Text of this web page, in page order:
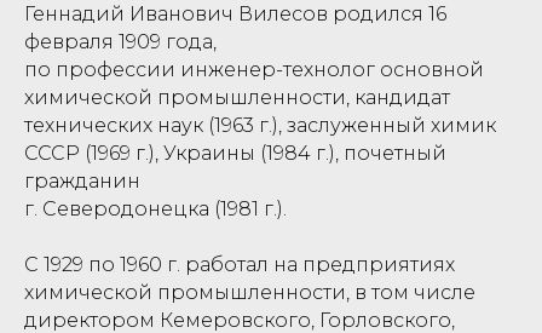
Геннадий Иванович Вилесов родился 16
февраля 1909 года,
по профессии инженер-технолог основной
химической промышленности, кандидат
технических наук (1963 г.), заслуженный химик
СССР (1969 г.), Украины (1984 г.), почетный
гражданин
г. Северодонецка (1981 г.).
С 1929 по 1960 г. работал на предприятиях
химической промышленности, в том числе
директором Кемеровского, Горловского,